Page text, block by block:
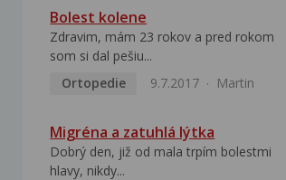
Bolest kolene
Zdravim, mám 23 rokov a pred rokom
som si dal pešiu...
Ortopedie
9.7.2017 Martin
Migréna a zatuhlá lýtka
Dobrý den, již od mala trpím bolestmi
hlavy, nikdy...